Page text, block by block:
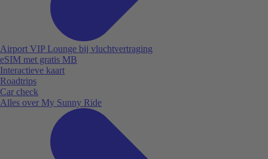
Airport VIP Lounge bij vluchtvertraging
eSIM met gratis MB
Interactieve kaart
Roadtrips
Car check
Alles over My Sunny Ride